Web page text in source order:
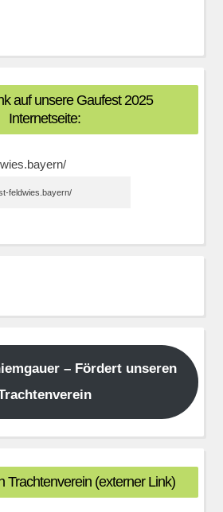
auf unsere Gaufest 2025
Internetseite:
feldwies.bayern/
– Fördert unseren
Trachtenverein (externer Link)